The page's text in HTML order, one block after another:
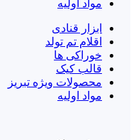
مواد اولیه
ابزار قنادی
اقلام تم تولد
خوراکی ها
قالب کیک
محصولات ویژه تبریز
مواد اولیه